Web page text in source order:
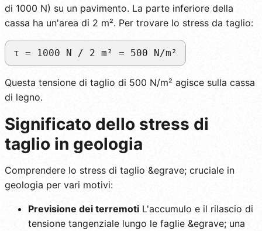
di 1000 N) su un pavimento. La parte inferiore della
cassa ha un'area di 2 m². Per trovare lo stress da taglio:
τ = 1000 N / 2 m² = 500 N/m²
Questa tensione di taglio di 500 N/m² agisce sulla cassa
di legno.
Significato dello stress di
taglio in geologia
Comprendere lo stress di taglio &egrave; cruciale in
geologia per vari motivi:
Previsione dei terremoti L'accumulo e il rilascio di
tensione tangenziale lungo le faglie &egrave; una